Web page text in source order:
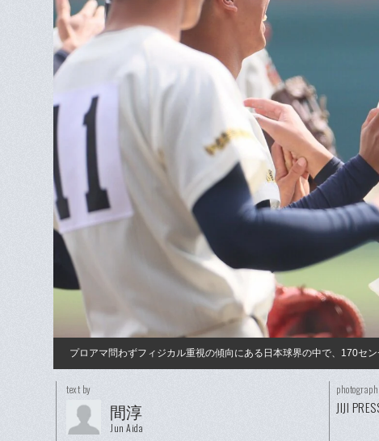
プロアマ問わずフィジカル重視の傾向にある日本球界の中で、170セ
text by
間淳
Jun Aida
JIJI